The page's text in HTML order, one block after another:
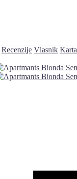
Recenzije Vlasnik Karta